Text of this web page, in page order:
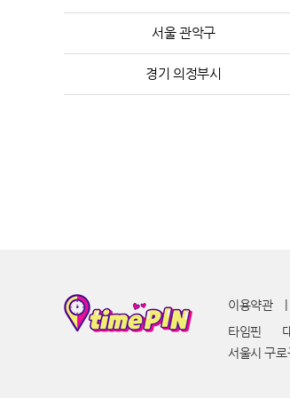
서울 관악구
경기 의정부시
이용약관
타임핀
서울시 구